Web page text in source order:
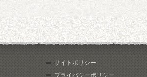
サイトポリシー
プライバシーポリシー